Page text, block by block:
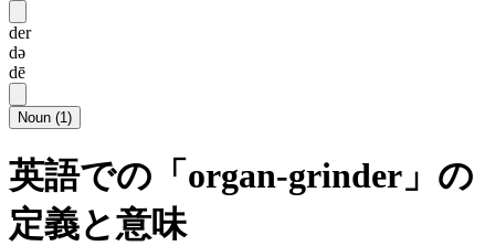
der
də
dē
Noun (1)
英語での「organ-grinder」の
定義と意味